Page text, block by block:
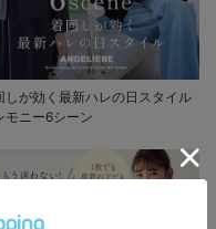
カートへ進む
しが効く最新ハレの日スタイル
モニー6シーン